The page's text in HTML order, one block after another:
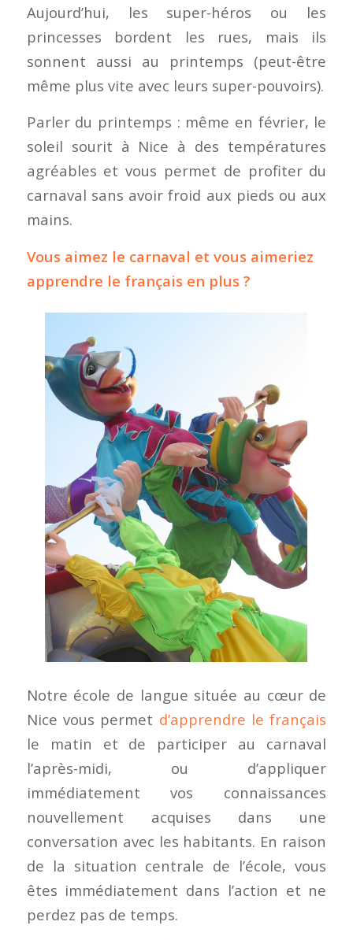
Aujourd’hui, les super-héros ou les
princesses bordent les rues, mais ils
sonnent aussi au printemps (peut-être
même plus vite avec leurs super-pouvoirs).
Parler du printemps : même en février, le
soleil sourit à Nice à des températures
agréables et vous permet de profiter du
carnaval sans avoir froid aux pieds ou aux
mains.
Vous aimez le carnaval et vous aimeriez
apprendre le français en plus ?
Notre école de langue située au cœur de
Nice vous permet d’apprendre le français
le matin et de participer au carnaval
l’après-midi, ou d’appliquer
immédiatement vos connaissances
nouvellement acquises dans une
conversation avec les habitants. En raison
de la situation centrale de l’école, vous
êtes immédiatement dans l’action et ne
perdez pas de temps.